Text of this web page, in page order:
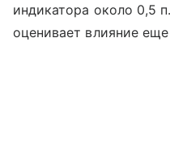
индикатора около 0,5
оценивает влияние